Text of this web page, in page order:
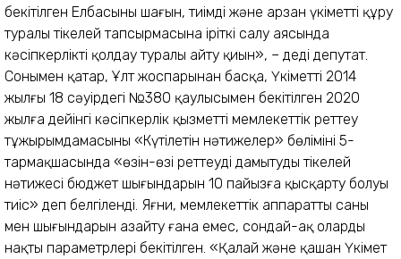
бекітілген Елбасының шағын, тиімді және арзан үкіметті құру
туралы тікелей тапсырмасына іріткі салу аясында
кәсіпкерлікті қолдау туралы айту қиын», – деді депутат.
Сонымен қатар, Ұлт жоспарынан басқа, Үкіметтің 2014
жылғы 18 сәуірдегі №380 қаулысымен бекітілген 2020
жылға дейінгі кәсіпкерлік қызметті мемлекеттік реттеу
тұжырымдамасының «Күтілетін нәтижелер» бөлімінің 5-
тармақшасында «өзін-өзі реттеуді дамытудың тікелей
нәтижесі бюджет шығындарын 10 пайызға қысқарту болуы
тиіс» деп белгіленді. Яғни, мемлекеттік аппараттың саны
мен шығындарын азайту ғана емес, сондай-ақ олардың
нақты параметрлері бекітілген. «Қалай және қашан Үкімет